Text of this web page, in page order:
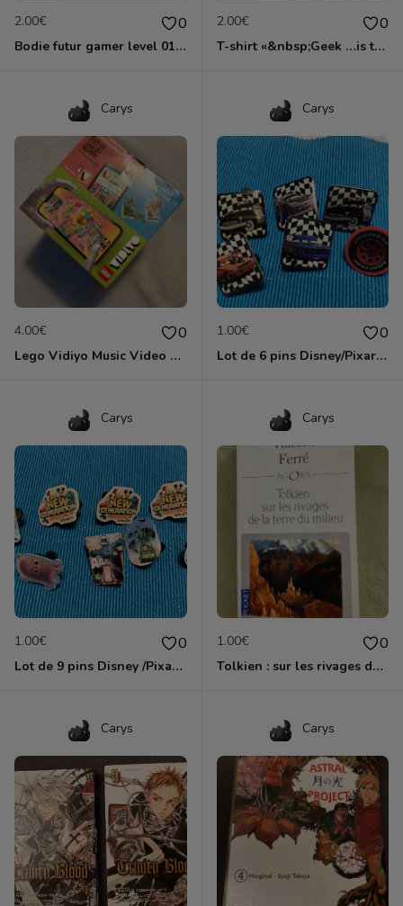
2.00€ 0
Bodie futur gamer level 01Babygeek
2.00€ 0
T-shirt «&nbsp;Geek …is the new chic&nbsp;» 4 ans
Carys
4.00€ 0
Lego Vidiyo Music Video Maker 43105
Carys
1.00€ 0
Lot de 6 pins Disney/Pixar «Cars »
Carys
1.00€ 0
Lot de 9 pins Disney /Pixar variés
Carys
1.00€ 0
Tolkien : sur les rivages de la terre du milieu
Carys Carys